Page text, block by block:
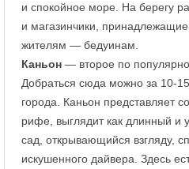
и спокойное море. На берегу
и магазинчики,
жителям — бедуинам.
Каньон — второе по
Добраться сюда можно за 10-
города. Каньон представляет
рифе, выглядит как длинный и
сад, открывающийся взгляду,
искушенного дайвера. Здесь